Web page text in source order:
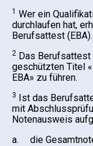
1 Wer ein
durchlaufen hat,
Berufsattest (EBA).
2 Das
geschützten Titel
EBA» zu führen.
3 Ist das
mit
Notenausweis
a.
die